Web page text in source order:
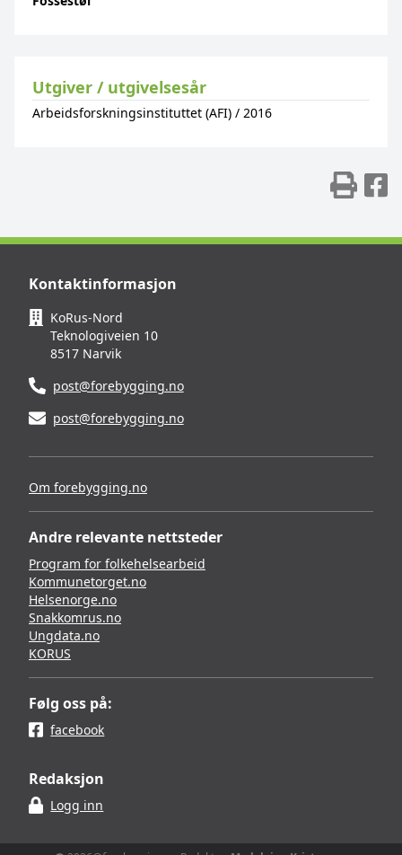
Utgiver / utgivelsesår
Arbeidsforskningsinstituttet (AFI) / 2016
Kontaktinformasjon
KoRus-Nord
Teknologiveien 10
8517 Narvik
post@forebygging.no
post@forebygging.no
Om forebygging.no
Andre relevante nettsteder
Program for folkehelsearbeid
Kommunetorget.no
Helsenorge.no
Snakkomrus.no
Ungdata.no
KORUS
Følg oss på:
facebook
Redaksjon
Logg inn